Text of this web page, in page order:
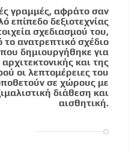
γραμμές, αφράτο σαν
επίπεδο δεξιοτεχνίας
σχεδιασμού του,
ανατρεπτικό σχέδιο
δημιουργήθηκε για
και της
οι λεπτομέρειες του
σε χώρους με
διάθεση και
αισθητική.